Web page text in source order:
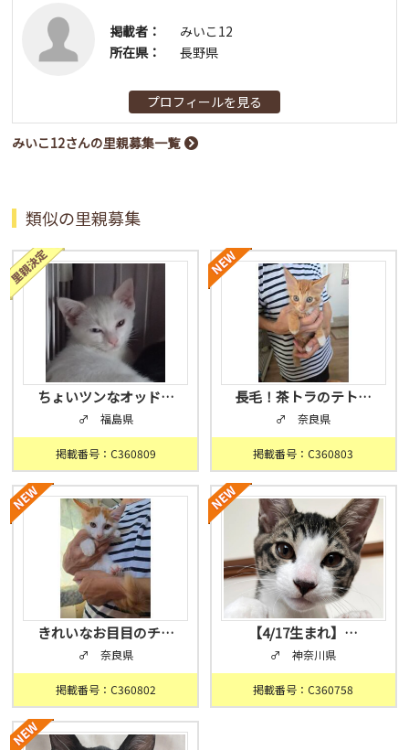
掲載者：
みいこ12
所在県：
長野県
プロフィールを見る
みいこ12さんの里親募集一覧
類似の里親募集
ちょいツンなオッド…
♂ 福島県
掲載番号：C360809
長毛！茶トラのテト…
♂ 奈良県
掲載番号：C360803
きれいなお目目のチ…
♂ 奈良県
掲載番号：C360802
【4/17生まれ】…
♂ 神奈川県
掲載番号：C360758